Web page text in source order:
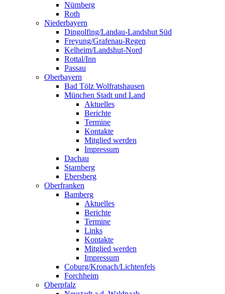
Nürnberg
Roth
Niederbayern
Dingolfing/Landau-Landshut Süd
Freyung/Grafenau-Regen
Kelheim/Landshut-Nord
Rottal/Inn
Passau
Oberbayern
Bad Tölz Wolfratshausen
München Stadt und Land
Aktuelles
Berichte
Termine
Kontakte
Mitglied werden
Impressum
Dachau
Starnberg
Ebersberg
Oberfranken
Bamberg
Aktuelles
Berichte
Termine
Links
Kontakte
Mitglied werden
Impressum
Coburg/Kronach/Lichtenfels
Forchheim
Oberpfalz